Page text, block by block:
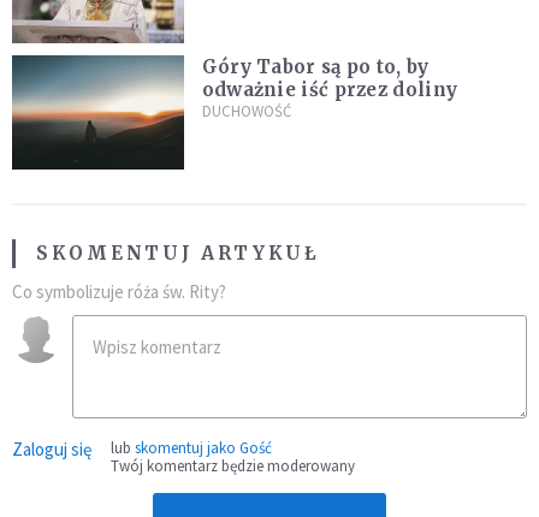
Góry Tabor są po to, by
odważnie iść przez doliny
DUCHOWOŚĆ
SKOMENTUJ ARTYKUŁ
Co symbolizuje róża św. Rity?
Zaloguj się lub skomentuj jako Gość
Twój komentarz będzie moderowany